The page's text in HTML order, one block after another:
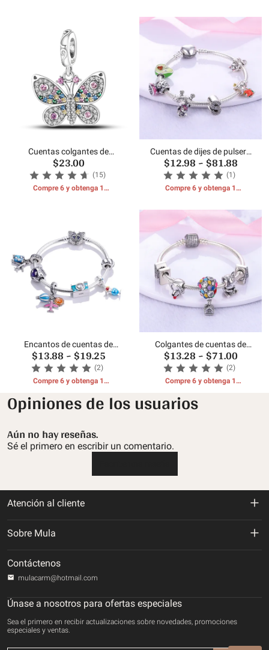
Cuentas colgantes de
mariposa MULA
$23.00
(15)
Compre 6 y obtenga 1
Cuentas de dijes de pulsera
de color plateado
$12.98~$81.88
(1)
Compre 6 y obtenga 1
Encantos de cuentas de
tema de viaje
$13.88~$19.25
(2)
Compre 6 y obtenga 1
Colgantes de cuentas de
plata 925
$13.28~$71.00
(2)
Compre 6 y obtenga 1
Opiniones de los usuarios
Aún no hay reseñas.
Sé el primero en escribir un comentario.
Atención al cliente
Política de privacidad
Términos de servicio
Método de pago
Sobre Mula
Rastrea tu orden
Contáctenos
Contáctenos
mulacarm@hotmail.com
Únase a nosotros para ofertas especiales
Sea el primero en recibir actualizaciones sobre novedades, promociones
especiales y ventas.